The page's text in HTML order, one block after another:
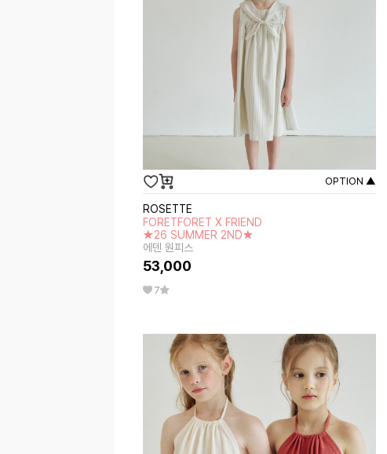
OPTION ▲
ROSETTE
FORETFORET X FRIEND
★26 SUMMER 2ND★
에덴 원피스
53,000
7